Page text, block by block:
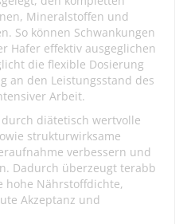
Mineralstoffen und
So können Schwankungen
Hafer effektiv ausgeglichen
die flexible Dosierung
an den Leistungsstand des
Arbeit.
diätetisch wertvolle
strukturwirksame
verbessern und
Dadurch überzeugt terabb
hohe Nährstoffdichte,
Akzeptanz und